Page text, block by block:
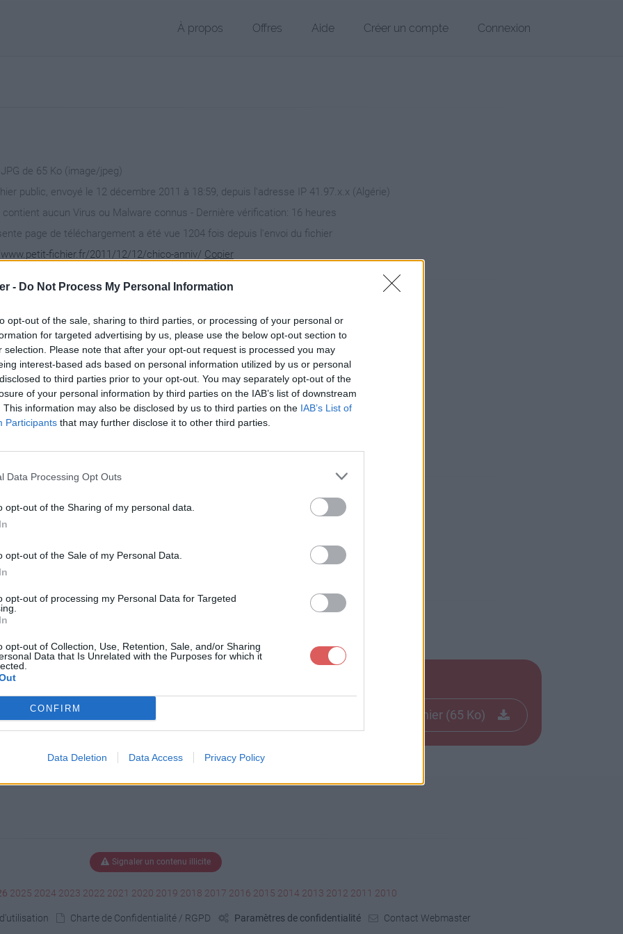
- Do Not Process My Personal Information
opt-out of the sale, sharing to third parties, or processing of your personal or
for targeted advertising by us, please use the below opt-out section to
selection. Please note that after your opt-out request is processed you may
interest-based ads based on personal information utilized by us or personal
to third parties prior to your opt-out. You may separately opt-out of the
of your personal information by third parties on the IAB’s list of downstream
This information may also be disclosed by us to third parties on the IAB’s List of
Participants that may further disclose it to other third parties.
Data Processing Opt Outs
opt-out of the Sharing of my personal data.
opt-out of the Sale of my Personal Data.
opt-out of processing my Personal Data for Targeted
opt-out of Collection, Use, Retention, Sale, and/or Sharing
Data that Is Unrelated with the Purposes for which it
CONFIRM
Data Deletion Data Access Privacy Policy
À propos Offres Aide Créer un compte Connexion
de 65 Ko (image/jpeg)
public, envoyé le 12 décembre 2011 à 18:59, depuis l'adresse IP 41.97.x.x (Algérie)
contient aucun Virus ou Malware connus - Dernière vérification: 16 heures
page de téléchargement a été vue 1204 fois depuis l'envoi du fichier
fichier.fr/2011/12/12/chico-anniv/ Copier
sur le Web et les réseaux sociaux:
anniv.jpg
Télécharger le fichier (65 Ko)
Signaler un contenu illicite
2025 2024 2023 2022 2021 2020 2019 2018 2017 2016 2015 2014 2013 2012 2011 2010
Charte de Confidentialité / RGPD Paramètres de confidentialité Contact Webmaster